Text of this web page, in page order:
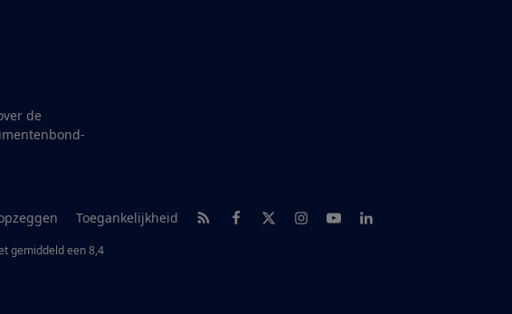
de
Toegankelijkheid RSS-feed nieuws
Facebook
TwitterInstagram
YoutubeLinkedIn
gemiddeld een 8,4